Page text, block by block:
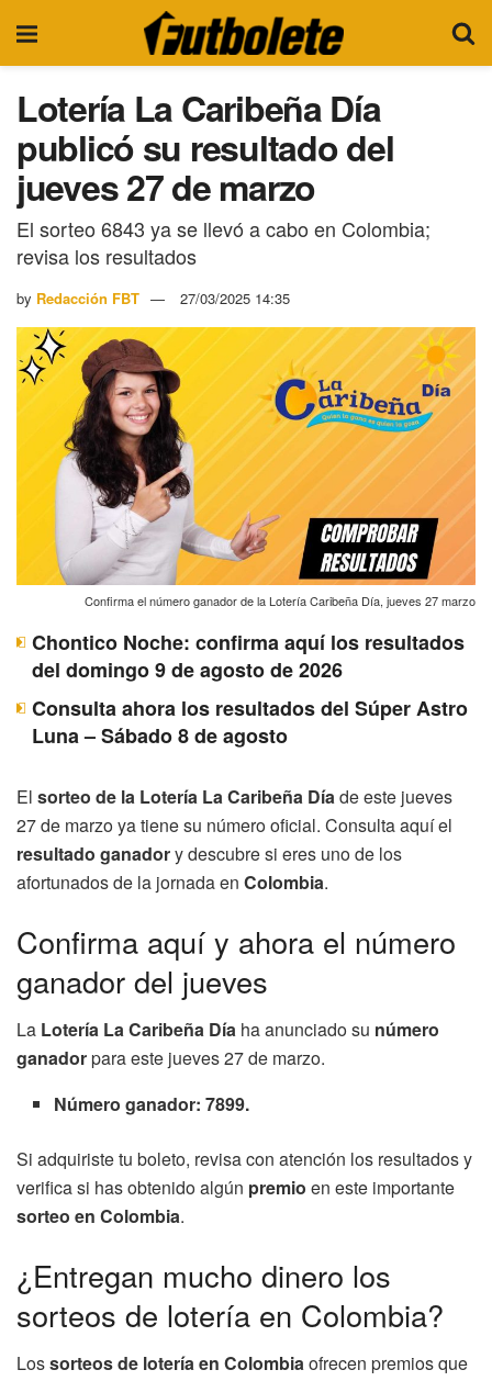
Lotería La Caribeña Día
publicó su resultado del
jueves 27 de marzo
El sorteo 6843 ya se llevó a cabo en Colombia;
revisa los resultados
by Redacción FBT 27/03/2025 14:35
Confirma el número ganador de la Lotería Caribeña Día, jueves 27 marzo
Chontico Noche: confirma aquí los resultados
del domingo 9 de agosto de 2026
Consulta ahora los resultados del Súper Astro
Luna – Sábado 8 de agosto
El sorteo de la Lotería La Caribeña Díade este jueves
27 de marzo ya tiene su número oficial. Consulta aquí el
resultado ganadory descubre si eres uno de los
afortunados de la jornada en Colombia.
Confirma aquí y ahora el número
ganador del jueves
La Lotería La Caribeña Día ha anunciado su número
ganadorpara este jueves 27 de marzo.
Número ganador: 7899.
Si adquiriste tu boleto, revisa con atención los resultados y
verifica si has obtenido algún premio en este importante
sorteo en Colombia.
¿Entregan mucho dinero los
sorteos de lotería en Colombia?
Lossorteos de lotería en Colombiaofrecen premios que